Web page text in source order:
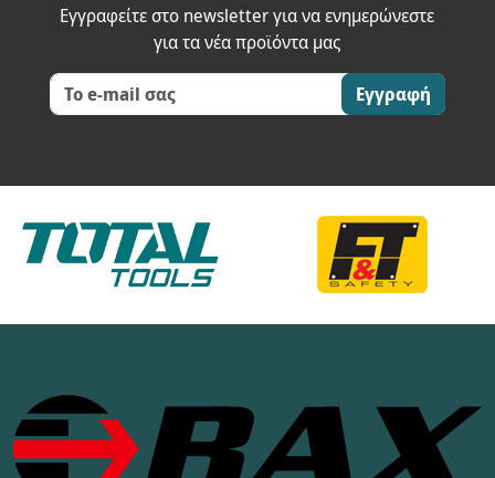
Εγγραφείτε στο newsletter για να ενημερώνεστε
για τα νέα προϊόντα μας
Εγγραφή